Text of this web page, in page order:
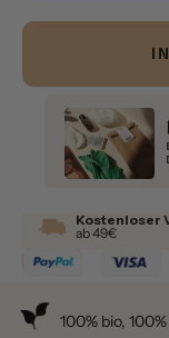
Kostenloser
ab 49€
100% bio,